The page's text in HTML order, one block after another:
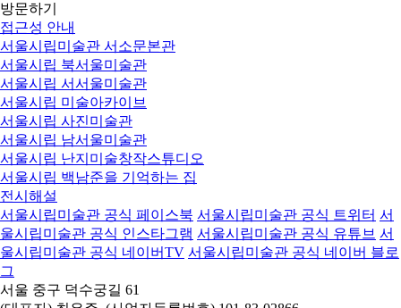
방문하기
접근성 안내
서울시립미술관 서소문본관
서울시립 북서울미술관
서울시립 서서울미술관
서울시립 미술아카이브
서울시립 사진미술관
서울시립 남서울미술관
서울시립 난지미술창작스튜디오
서울시립 백남준을 기억하는 집
전시해설
서울시립미술관 공식 페이스북 서울시립미술관 공식 트위터 서
울시립미술관 공식 인스타그램 서울시립미술관 공식 유튜브 서
울시립미술관 공식 네이버TV 서울시립미술관 공식 네이버 블로
그
서울 중구 덕수궁길 61